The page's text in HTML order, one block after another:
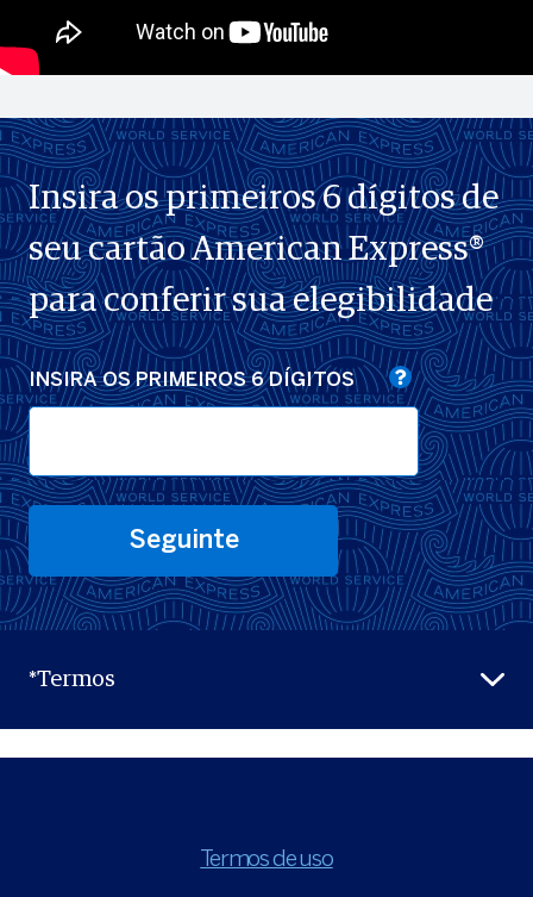
Insira os primeiros 6 dígitos de
seu cartão American Express®
para conferir sua elegibilidade
INSIRA OS PRIMEIROS 6 DÍGITOS
Seguinte
*Termos
Termos de uso